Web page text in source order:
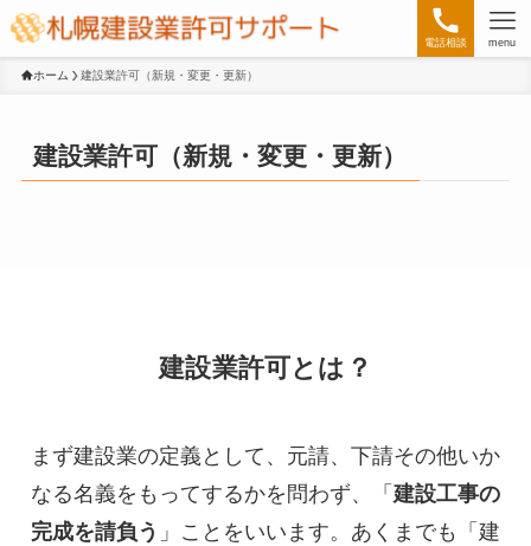
電話相談 menu
ホーム 建設業許可（新規・変更・更新）
建設業許可（新規・変更・更新）
建設業許可とは？
まず建設業の定義として、元請、下請その他いか
なる名義をもってするかを問わず、「 建設工事の
完成を請負う 」ことをいいます。あくまでも「建